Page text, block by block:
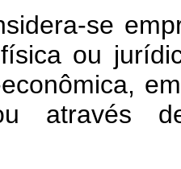
se
ou
através